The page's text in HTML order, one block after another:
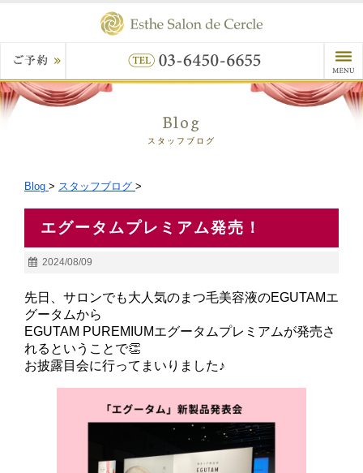
Blog
スタッフブログ
Blog > スタッフブログ >
エグータムプレミアム発売！
2024/08/09
先日、サロンでも大人気のまつ毛美容液のEGUTAMエ
グータムから
EGUTAM PUREMIUMエグータムプレミアムが発売さ
れるということで👏
お披露目会に行ってまいりました♪